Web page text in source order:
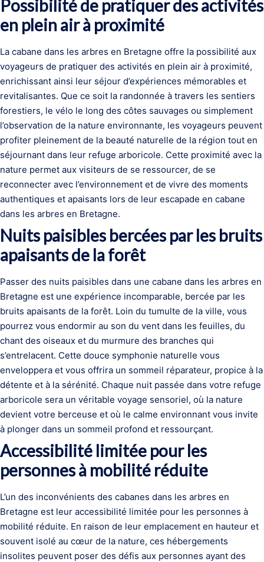
Possibilité de pratiquer des activités
en plein air à proximité
La cabane dans les arbres en Bretagne offre la possibilité aux
voyageurs de pratiquer des activités en plein air à proximité,
enrichissant ainsi leur séjour d’expériences mémorables et
revitalisantes. Que ce soit la randonnée à travers les sentiers
forestiers, le vélo le long des côtes sauvages ou simplement
l’observation de la nature environnante, les voyageurs peuvent
profiter pleinement de la beauté naturelle de la région tout en
séjournant dans leur refuge arboricole. Cette proximité avec la
nature permet aux visiteurs de se ressourcer, de se
reconnecter avec l’environnement et de vivre des moments
authentiques et apaisants lors de leur escapade en cabane
dans les arbres en Bretagne.
Nuits paisibles bercées par les bruits
apaisants de la forêt
Passer des nuits paisibles dans une cabane dans les arbres en
Bretagne est une expérience incomparable, bercée par les
bruits apaisants de la forêt. Loin du tumulte de la ville, vous
pourrez vous endormir au son du vent dans les feuilles, du
chant des oiseaux et du murmure des branches qui
s’entrelacent. Cette douce symphonie naturelle vous
enveloppera et vous offrira un sommeil réparateur, propice à la
détente et à la sérénité. Chaque nuit passée dans votre refuge
arboricole sera un véritable voyage sensoriel, où la nature
devient votre berceuse et où le calme environnant vous invite
à plonger dans un sommeil profond et ressourçant.
Accessibilité limitée pour les
personnes à mobilité réduite
L’un des inconvénients des cabanes dans les arbres en
Bretagne est leur accessibilité limitée pour les personnes à
mobilité réduite. En raison de leur emplacement en hauteur et
souvent isolé au cœur de la nature, ces hébergements
insolites peuvent poser des défis aux personnes ayant des